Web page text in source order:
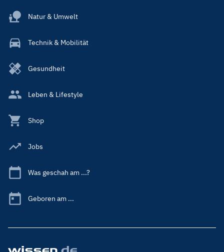
Natur & Umwelt
Technik & Mobilität
Gesundheit
Leben & Lifestyle
Shop
Jobs
Was geschah am ...?
Geboren am ...